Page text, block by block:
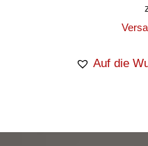
Auf die